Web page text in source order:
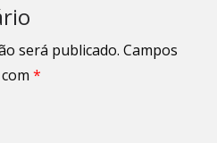
será publicado. Campos
*